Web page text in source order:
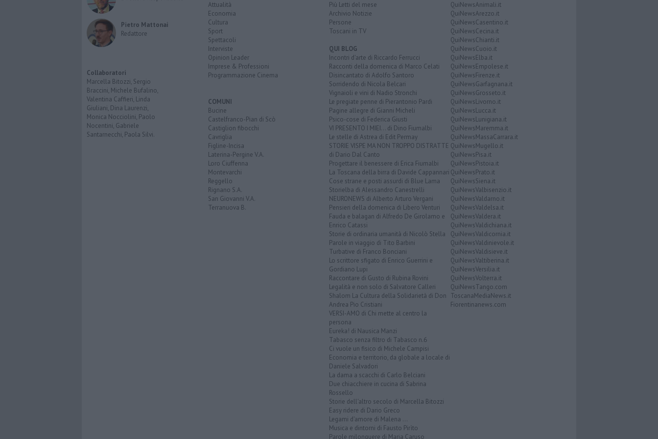
Pietro Mattonai
Redattore
Collaboratori
Marcella Bitozzi, Sergio
Braccini, Michele Bufalino,
Valentina Caffieri, Linda
Giuliani, Dina Laurenzi,
Monica Nocciolini, Paolo
Nocentini, Gabriele
Santarnecchi, Paola Silvi.
Attualità
Economia
Cultura
Sport
Spettacoli
Interviste
Opinion Leader
Imprese & Professioni
Programmazione Cinema
COMUNI
Bucine
Castelfranco-Pian di Scò
Castiglion fibocchi
Cavriglia
Figline-Incisa
Laterina-Pergine V.A.
Loro Ciuffenna
Montevarchi
Reggello
Rignano S.A.
San Giovanni V.A.
Terranuova B.
Più Letti del mese
Archivio Notizie
Persone
Toscani in TV
QUI BLOG
Incontri d'arte di Riccardo Ferrucci
Racconti della domenica di Marco Celati
Disincantato di Adolfo Santoro
Sorridendo di Nicola Belcari
Vignaioli e vini di Nadio Stronchi
Le pregiate penne di Pierantonio Pardi
Pagine allegre di Gianni Micheli
Psico-cose di Federica Giusti
VI PRESENTO I MIEI... di Dino Fiumalbi
Le stelle di Astrea di Edit Permay
STORIE VISPE MA NON TROPPO DISTRATTE
di Dario Dal Canto
Progettare il benessere di Erica Fiumalbi
La Toscana della birra di Davide Cappannari
Cose strane e posti assurdi di Blue Lama
Storielba di Alessandro Canestrelli
NEURONEWS di Alberto Arturo Vergani
Pensieri della domenica di Libero Venturi
Fauda e balagan di Alfredo De Girolamo e
Enrico Catassi
Storie di ordinaria umanità di Nicolò Stella
Parole in viaggio di Tito Barbini
Turbative di Franco Bonciani
Lo scrittore sfigato di Enrico Guerrini e
Gordiano Lupi
Raccontare di Gusto di Rubina Rovini
Legalità e non solo di Salvatore Calleri
Shalom La Cultura della Solidarietà di Don
Andrea Pio Cristiani
VERSI-AMO di Chi mette al centro la
persona
Eureka! di Nausica Manzi
Tabasco senza filtro di Tabasco n.6
Ci vuole un fisico di Michele Campisi
Economia e territorio, da globale a locale di
Daniele Salvadori
La dama a scacchi di Carlo Belciani
Due chiacchiere in cucina di Sabrina
Rossello
Storie dell'altro secolo di Marcella Bitozzi
Easy ridere di Dario Greco
Legami d'amore di Malena ...
Musica e dintorni di Fausto Pirìto
Parole milonguere di Maria Caruso
QuiNewsAnimali.it
QuiNewsArezzo.it
QuiNewsCasentino.it
QuiNewsCecina.it
QuiNewsChianti.it
QuiNewsCuoio.it
QuiNewsElba.it
QuiNewsEmpolese.it
QuiNewsFirenze.it
QuiNewsGarfagnana.it
QuiNewsGrosseto.it
QuiNewsLivorno.it
QuiNewsLucca.it
QuiNewsLunigiana.it
QuiNewsMaremma.it
QuiNewsMassaCarrara.it
QuiNewsMugello.it
QuiNewsPisa.it
QuiNewsPistoia.it
QuiNewsPrato.it
QuiNewsSiena.it
QuiNewsValbisenzio.it
QuiNewsValdarno.it
QuiNewsValdelsa.it
QuiNewsValdera.it
QuiNewsValdichiana.it
QuiNewsValdicornia.it
QuiNewsValdinievole.it
QuiNewsValdisieve.it
QuiNewsValtiberina.it
QuiNewsVersilia.it
QuiNewsVolterra.it
QuiNewsTango.com
ToscanaMediaNews.it
Fiorentinanews.com